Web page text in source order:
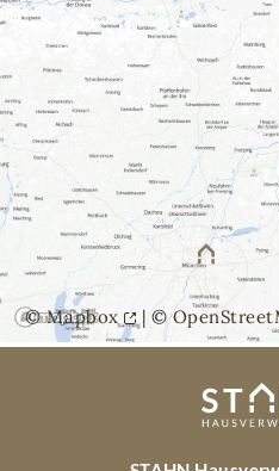
©Mapbox | ©